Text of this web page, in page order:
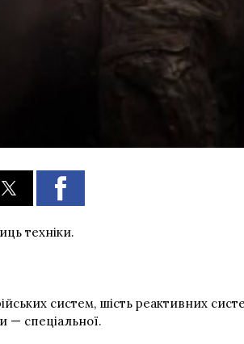
техніки.
систем, шість реактивних
— спеціальної.